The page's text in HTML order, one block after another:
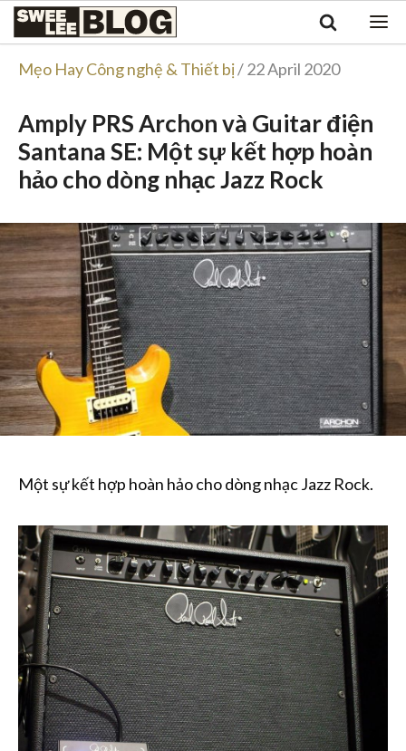
Singapore
Malaysia
Tiếng Việt
Swee
Blog
Mẹo Hay Công nghệ & Thiết bị/ 22 April 2020
Amply PRS Archon và Guitar điện
Santana SE: Một sự kết hợp hoàn
hảo cho dòng nhạc Jazz Rock
Một sự kết hợp hoàn hảo cho dòng nhạc Jazz Rock.